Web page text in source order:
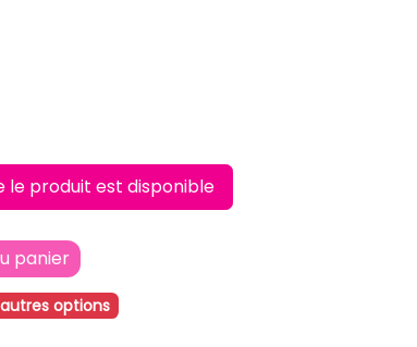
le produit est disponible
panier
options